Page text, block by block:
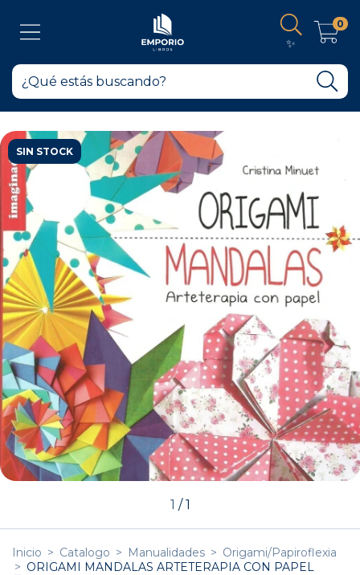
✨
0
SIN STOCK
1 /1
Inicio > Catalogo > Manualidades > Origami/Papiroflexia
> ORIGAMI MANDALAS ARTETERAPIA CON PAPEL